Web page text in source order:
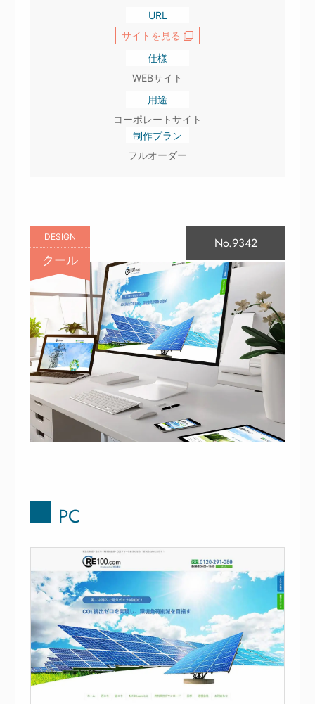
URL
サイトを見る
仕様
WEBサイト
用途
コーポレートサイト
制作プラン
フルオーダー
DESIGN
クール
No.9342
PC